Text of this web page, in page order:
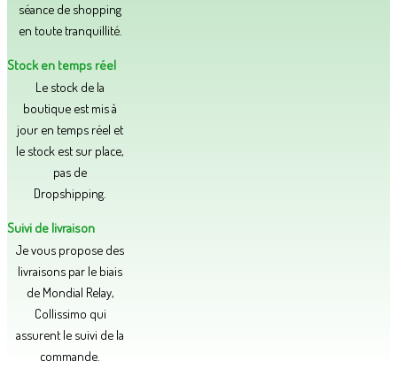
séance de shopping
en toute tranquillité.​
Stock en temps réel
Le stock de la
boutique est mis à
jour en temps réel et
le stock est sur place,
pas de
Dropshipping.
Suivi de livraison
Je vous propose des
livraisons par le biais
de Mondial Relay,
Collissimo qui
assurent le suivi de la
commande.